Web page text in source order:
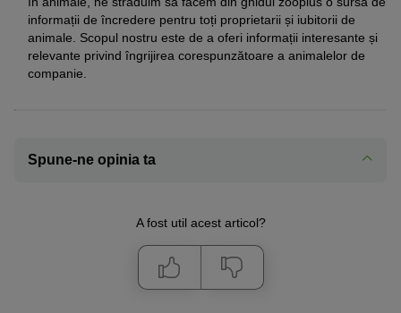
informații de încredere pentru toți proprietarii și iubitorii de
animale. Scopul nostru este de a oferi informații interesante și
relevante privind îngrijirea corespunzătoare a animalelor de
companie.
Spune-ne opinia ta
A fost util acest articol?